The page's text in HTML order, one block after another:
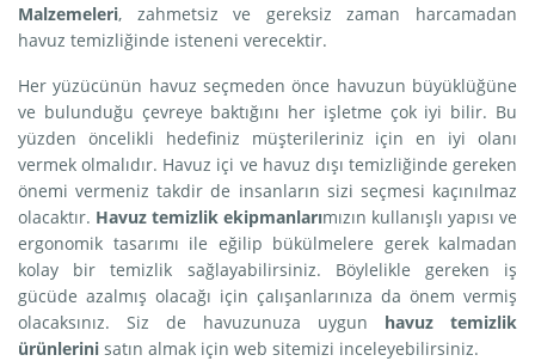
Malzemeleri, zahmetsiz ve gereksiz zaman harcamadan
havuz temizliğinde isteneni verecektir.
Her yüzücünün havuz seçmeden önce havuzun büyüklüğüne
ve bulunduğu çevreye baktığını her işletme çok iyi bilir. Bu
yüzden öncelikli hedefiniz müşterileriniz için en iyi olanı
vermek olmalıdır. Havuz içi ve havuz dışı temizliğinde gereken
önemi vermeniz takdir de insanların sizi seçmesi kaçınılmaz
olacaktır. Havuz temizlik ekipmanlarımızın kullanışlı yapısı ve
ergonomik tasarımı ile eğilip bükülmelere gerek kalmadan
kolay bir temizlik sağlayabilirsiniz. Böylelikle gereken iş
gücüde azalmış olacağı için çalışanlarınıza da önem vermiş
olacaksınız. Siz de havuzunuza uygun havuz temizlik
ürünlerini satın almak için web sitemizi inceleyebilirsiniz.